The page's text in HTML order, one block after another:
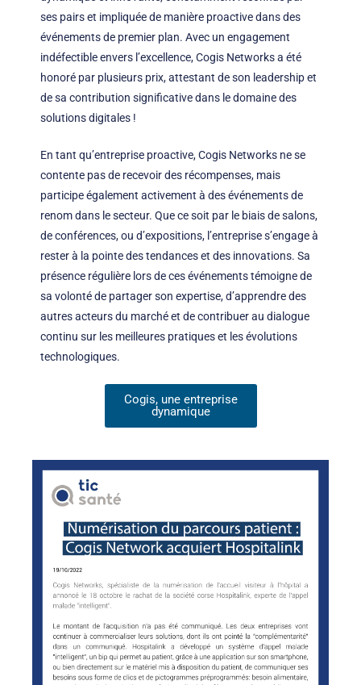
ses pairs et impliquée de manière proactive dans des
événements de premier plan. Avec un engagement
indéfectible envers l’excellence, Cogis Networks a été
honoré par plusieurs prix, attestant de son leadership et
de sa contribution significative dans le domaine des
solutions digitales !
En tant qu’entreprise proactive, Cogis Networks ne se
contente pas de recevoir des récompenses, mais
participe également activement à des événements de
renom dans le secteur. Que ce soit par le biais de salons,
de conférences, ou d’expositions, l’entreprise s’engage à
rester à la pointe des tendances et des innovations. Sa
présence régulière lors de ces événements témoigne de
sa volonté de partager son expertise, d’apprendre des
autres acteurs du marché et de contribuer au dialogue
continu sur les meilleures pratiques et les évolutions
technologiques.
Cogis, une entreprise
dynamique